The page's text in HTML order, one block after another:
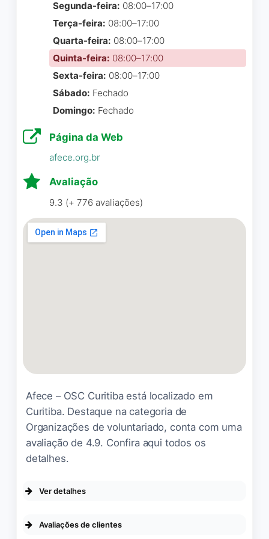
Na hora do almoço todas as
mesas ficam cheias, é
melhor ir mais tarde para
não pegar tanta fila. O
estacionamento é bem
grande e gratuito.
Recomendo a visita.
Meu nome é Itainá sou
irmão do paciente Guaraci
que ficou internado na UH
por mais ou menos uns 50
serviço social Sra Blena, não
tenho palavras para
agradecer a senhora tudo o
que vc fez, não mediu
Segunda-feira: 08:00–17:00
Terça-feira: 08:00–17:00
Quarta-feira: 08:00–17:00
Quinta-feira: 08:00–17:00
Sexta-feira: 08:00–17:00
Sábado: Fechado
Domingo: Fechado
Página da Web
afece.org.br
Avaliação
9.3 (+ 776 avaliações)
Afece – OSC Curitiba está localizado em
Curitiba. Destaque na categoria de
Organizações de voluntariado, conta com uma
avaliação de 4.9. Confira aqui todos os
detalhes.
Ver detalhes
Avaliações de clientes